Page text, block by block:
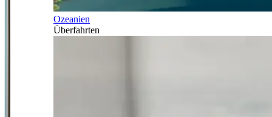
Ozeanien
Überfahrten